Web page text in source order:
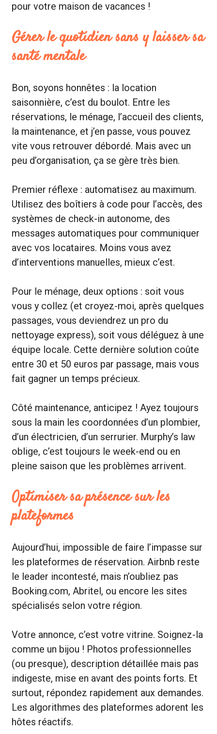
pour votre maison de vacances !
Gérer le quotidien sans y laisser sa
santé mentale
Bon, soyons honnêtes : la location
saisonnière, c’est du boulot. Entre les
réservations, le ménage, l’accueil des clients,
la maintenance, et j’en passe, vous pouvez
vite vous retrouver débordé. Mais avec un
peu d’organisation, ça se gère très bien.
Premier réflexe : automatisez au maximum.
Utilisez des boîtiers à code pour l’accès, des
systèmes de check-in autonome, des
messages automatiques pour communiquer
avec vos locataires. Moins vous avez
d’interventions manuelles, mieux c’est.
Pour le ménage, deux options : soit vous
vous y collez (et croyez-moi, après quelques
passages, vous deviendrez un pro du
nettoyage express), soit vous déléguez à une
équipe locale. Cette dernière solution coûte
entre 30 et 50 euros par passage, mais vous
fait gagner un temps précieux.
Côté maintenance, anticipez ! Ayez toujours
sous la main les coordonnées d’un plombier,
d’un électricien, d’un serrurier. Murphy’s law
oblige, c’est toujours le week-end ou en
pleine saison que les problèmes arrivent.
Optimiser sa présence sur les
plateformes
Aujourd’hui, impossible de faire l’impasse sur
les plateformes de réservation. Airbnb reste
le leader incontesté, mais n’oubliez pas
Booking.com, Abritel, ou encore les sites
spécialisés selon votre région.
Votre annonce, c’est votre vitrine. Soignez-la
comme un bijou ! Photos professionnelles
(ou presque), description détaillée mais pas
indigeste, mise en avant des points forts. Et
surtout, répondez rapidement aux demandes.
Les algorithmes des plateformes adorent les
hôtes réactifs.